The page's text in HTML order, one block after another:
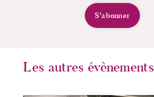
S'abonner
Les autres évènements